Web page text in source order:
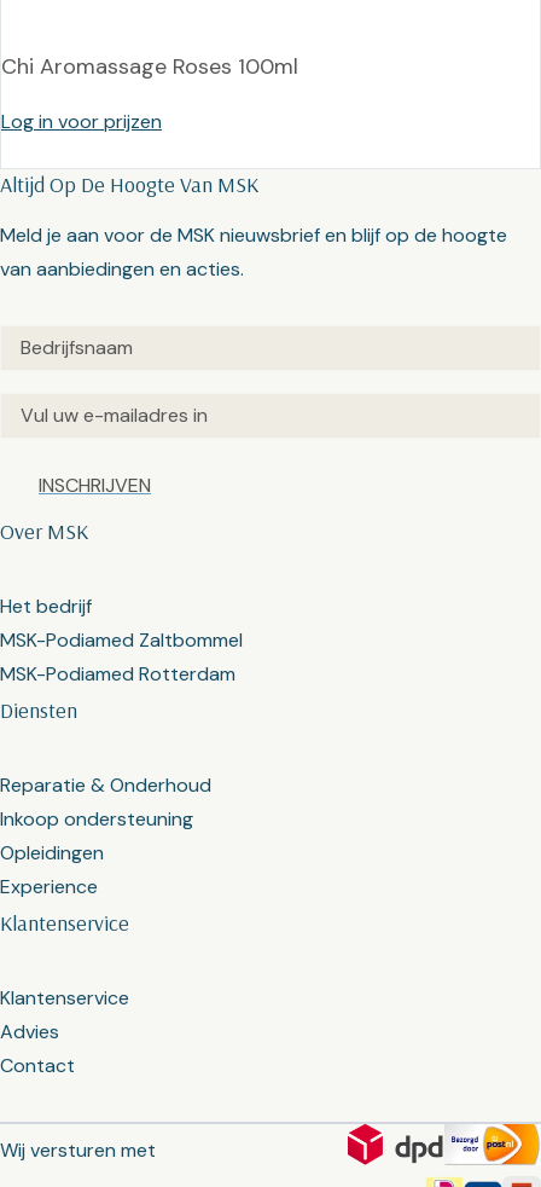
Chi Aromassage Roses 100ml
Log in voor prijzen
Klantenservice
Klantenservice
Advies
Contact
Diensten
Reparatie & Onderhoud
Inkoop ondersteuning
Opleidingen
Experience
Over MSK
Het bedrijf
MSK-Podiamed Zaltbommel
MSK-Podiamed Rotterdam
Altijd Op De Hoogte Van MSK
Meld je aan voor de MSK nieuwsbrief en blijf op de hoogte
van aanbiedingen en acties.
Untitled(Vereist)
Email(Vereist)
Captcha
Wij versturen met